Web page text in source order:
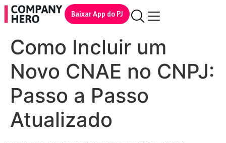
Baixar App do PJ
Como Incluir um
Novo CNAE no CNPJ:
Passo a Passo
Atualizado